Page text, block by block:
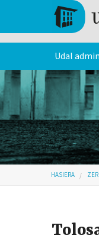
Skip to main content
Udal
HASIERA